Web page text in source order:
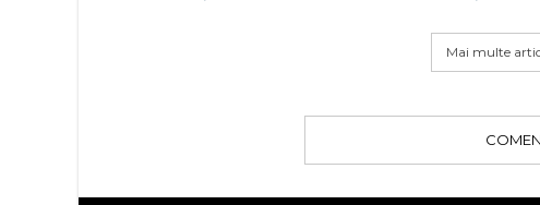
Mai multe